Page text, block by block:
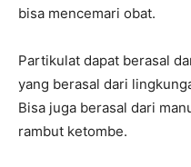
bisa mencemari obat.
Partikulat dapat berasal
yang berasal dari
Bisa juga berasal dari
rambut ketombe.